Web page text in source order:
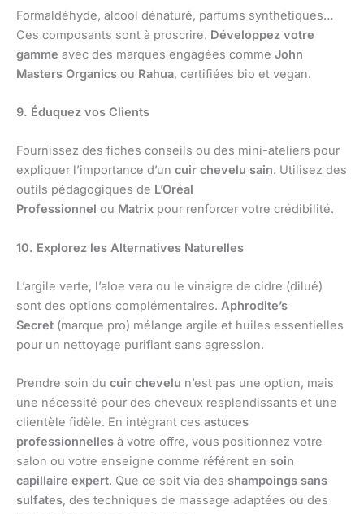
Formaldéhyde, alcool dénaturé, parfums synthétiques…
Ces composants sont à proscrire. Développez votre
gamme avec des marques engagées comme John
Masters Organics ou Rahua, certifiées bio et vegan.
9. Éduquez vos Clients
Fournissez des fiches conseils ou des mini-ateliers pour
expliquer l’importance d’un cuir chevelu sain. Utilisez des
outils pédagogiques de L’Oréal
Professionnel ou Matrix pour renforcer votre crédibilité.
10. Explorez les Alternatives Naturelles
L’argile verte, l’aloe vera ou le vinaigre de cidre (dilué)
sont des options complémentaires. Aphrodite’s
Secret (marque pro) mélange argile et huiles essentielles
pour un nettoyage purifiant sans agression.
Prendre soin du cuir chevelu n’est pas une option, mais
une nécessité pour des cheveux resplendissants et une
clientèle fidèle. En intégrant ces astuces
professionnelles à votre offre, vous positionnez votre
salon ou votre enseigne comme référent en soin
capillaire expert. Que ce soit via des shampoings sans
sulfates, des techniques de massage adaptées ou des